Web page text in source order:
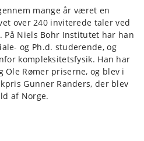
mange år været en
over 240 inviterede taler ved
Niels Bohr Institutet har han
og Ph.d. studerende, og
kompleksitetsfysik. Han har
Ole Rømer priserne, og blev i
Gunner Randers, der blev
af Norge.